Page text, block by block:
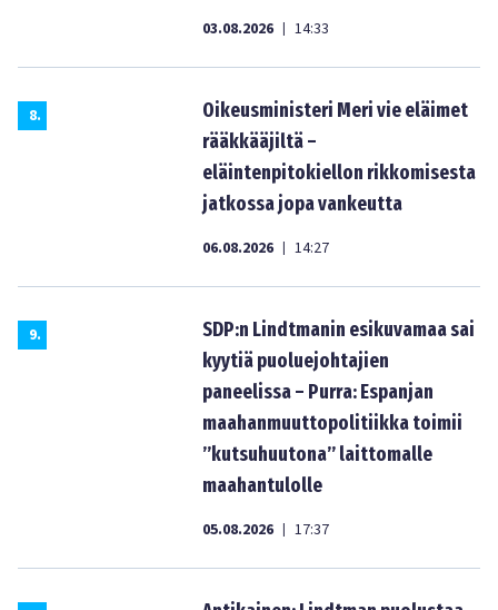
03.08.2026 | 14:33
8.
Oikeusministeri Meri vie eläimet
rääkkääjiltä –
eläintenpitokiellon rikkomisesta
jatkossa jopa vankeutta
06.08.2026 | 14:27
9.
SDP:n Lindtmanin esikuvamaa sai
kyytiä puoluejohtajien
paneelissa – Purra: Espanjan
maahanmuuttopolitiikka toimii
”kutsuhuutona” laittomalle
maahantulolle
05.08.2026 | 17:37